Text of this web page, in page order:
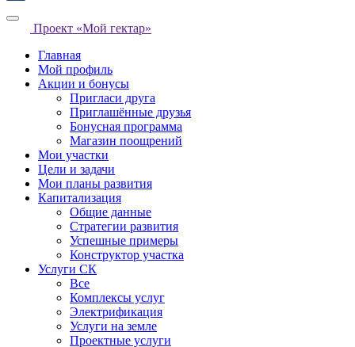
Проект «Мой гектар»
Главная
Мой профиль
Акции и бонусы
Пригласи друга
Приглашённые друзья
Бонусная программа
Магазин поощрений
Мои участки
Цели и задачи
Мои планы развития
Капитализация
Общие данные
Стратегии развития
Успешные примеры
Конструктор участка
Услуги СК
Все
Комплексы услуг
Электрификация
Услуги на земле
Проектные услуги